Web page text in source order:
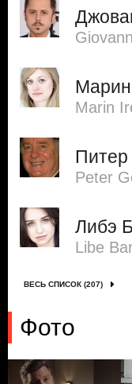
Marin
Питер
Peter
Либэ
Libe
ВЕСЬ СПИСОК (207)
Фото